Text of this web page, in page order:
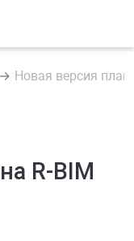
Новая версия
R-BIM